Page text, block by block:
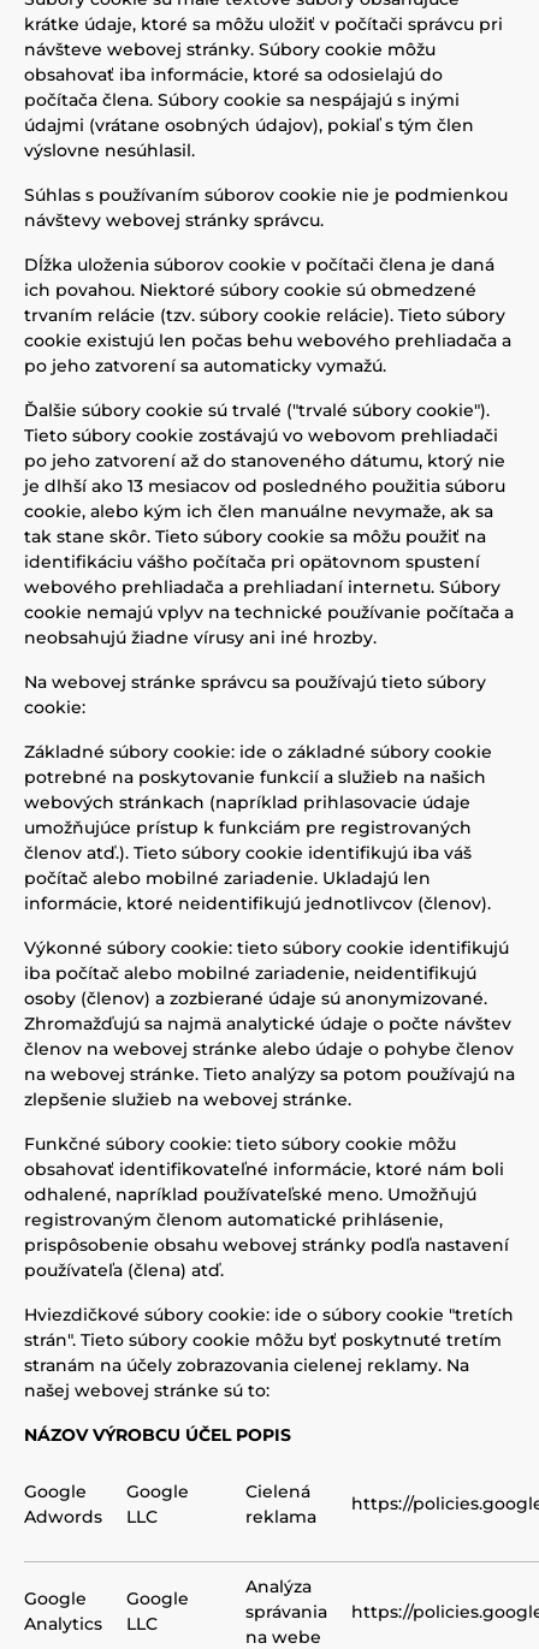
krátke údaje, ktoré sa môžu uložiť v počítači správcu pri
návšteve webovej stránky. Súbory cookie môžu
obsahovať iba informácie, ktoré sa odosielajú do
počítača člena. Súbory cookie sa nespájajú s inými
údajmi (vrátane osobných údajov), pokiaľ s tým člen
výslovne nesúhlasil.
Súhlas s používaním súborov cookie nie je podmienkou
návštevy webovej stránky správcu.
Dĺžka uloženia súborov cookie v počítači člena je daná
ich povahou. Niektoré súbory cookie sú obmedzené
trvaním relácie (tzv. súbory cookie relácie). Tieto súbory
cookie existujú len počas behu webového prehliadača a
po jeho zatvorení sa automaticky vymažú.
Ďalšie súbory cookie sú trvalé ("trvalé súbory cookie").
Tieto súbory cookie zostávajú vo webovom prehliadači
po jeho zatvorení až do stanoveného dátumu, ktorý nie
je dlhší ako 13 mesiacov od posledného použitia súboru
cookie, alebo kým ich člen manuálne nevymaže, ak sa
tak stane skôr. Tieto súbory cookie sa môžu použiť na
identifikáciu vášho počítača pri opätovnom spustení
webového prehliadača a prehliadaní internetu. Súbory
cookie nemajú vplyv na technické používanie počítača a
neobsahujú žiadne vírusy ani iné hrozby.
Na webovej stránke správcu sa používajú tieto súbory
cookie:
Základné súbory cookie: ide o základné súbory cookie
potrebné na poskytovanie funkcií a služieb na našich
webových stránkach (napríklad prihlasovacie údaje
umožňujúce prístup k funkciám pre registrovaných
členov atď.). Tieto súbory cookie identifikujú iba váš
počítač alebo mobilné zariadenie. Ukladajú len
informácie, ktoré neidentifikujú jednotlivcov (členov).
Výkonné súbory cookie: tieto súbory cookie identifikujú
iba počítač alebo mobilné zariadenie, neidentifikujú
osoby (členov) a zozbierané údaje sú anonymizované.
Zhromažďujú sa najmä analytické údaje o počte návštev
členov na webovej stránke alebo údaje o pohybe členov
na webovej stránke. Tieto analýzy sa potom používajú na
zlepšenie služieb na webovej stránke.
Funkčné súbory cookie: tieto súbory cookie môžu
obsahovať identifikovateľné informácie, ktoré nám boli
odhalené, napríklad používateľské meno. Umožňujú
registrovaným členom automatické prihlásenie,
prispôsobenie obsahu webovej stránky podľa nastavení
používateľa (člena) atď.
Hviezdičkové súbory cookie: ide o súbory cookie "tretích
strán". Tieto súbory cookie môžu byť poskytnuté tretím
stranám na účely zobrazovania cielenej reklamy. Na
našej webovej stránke sú to:
NÁZOV VÝROBCU ÚČEL POPIS
Google
Adwords
Google
LLC
Cielená
reklama
https://
Google
Analytics
Google
LLC
Analýza
správania
na webe
https://